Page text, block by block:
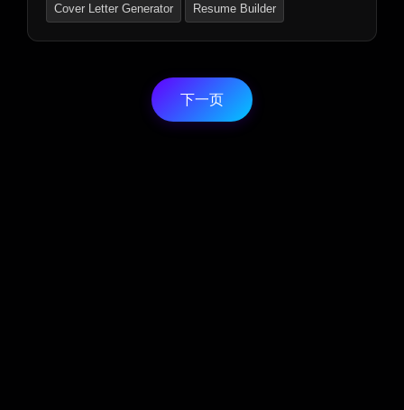
Cover Letter Generator
Resume Builder
下一页